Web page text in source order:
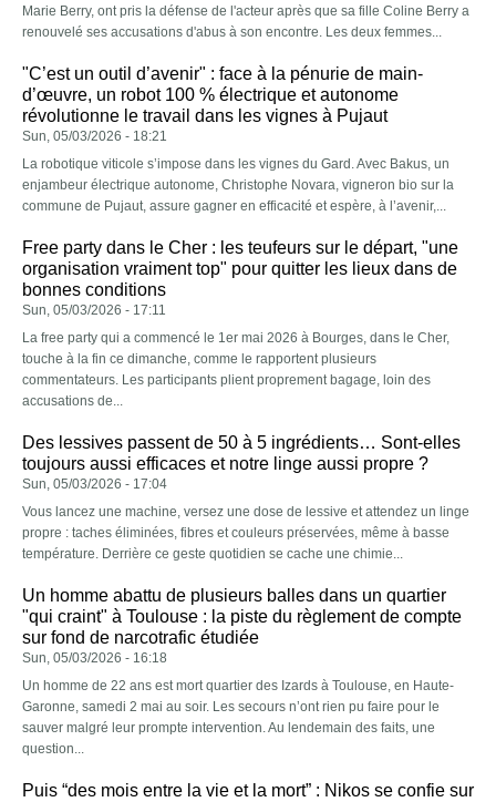
Marie Berry, ont pris la défense de l'acteur après que sa fille Coline Berry a
renouvelé ses accusations d'abus à son encontre. Les deux femmes...
"C’est un outil d’avenir" : face à la pénurie de main-
d’œuvre, un robot 100 % électrique et autonome
révolutionne le travail dans les vignes à Pujaut
Sun, 05/03/2026 - 18:21
La robotique viticole s’impose dans les vignes du Gard. Avec Bakus, un
enjambeur électrique autonome, Christophe Novara, vigneron bio sur la
commune de Pujaut, assure gagner en efficacité et espère, à l’avenir,...
Free party dans le Cher : les teufeurs sur le départ, "une
organisation vraiment top" pour quitter les lieux dans de
bonnes conditions
Sun, 05/03/2026 - 17:11
La free party qui a commencé le 1er mai 2026 à Bourges, dans le Cher,
touche à la fin ce dimanche, comme le rapportent plusieurs
commentateurs. Les participants plient proprement bagage, loin des
accusations de...
Des lessives passent de 50 à 5 ingrédients… Sont-elles
toujours aussi efficaces et notre linge aussi propre ?
Sun, 05/03/2026 - 17:04
Vous lancez une machine, versez une dose de lessive et attendez un linge
propre : taches éliminées, fibres et couleurs préservées, même à basse
température. Derrière ce geste quotidien se cache une chimie...
Un homme abattu de plusieurs balles dans un quartier
"qui craint" à Toulouse : la piste du règlement de compte
sur fond de narcotrafic étudiée
Sun, 05/03/2026 - 16:18
Un homme de 22 ans est mort quartier des Izards à Toulouse, en Haute-
Garonne, samedi 2 mai au soir. Les secours n’ont rien pu faire pour le
sauver malgré leur prompte intervention. Au lendemain des faits, une
question...
Puis “des mois entre la vie et la mort” : Nikos se confie sur